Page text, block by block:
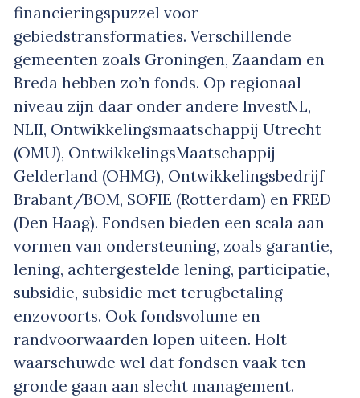
financieringspuzzel voor
gebiedstransformaties. Verschillende
gemeenten zoals Groningen, Zaandam en
Breda hebben zo’n fonds. Op regionaal
niveau zijn daar onder andere InvestNL,
NLII, Ontwikkelingsmaatschappij Utrecht
(OMU), OntwikkelingsMaatschappij
Gelderland (OHMG), Ontwikkelingsbedrijf
Brabant/BOM, SOFIE (Rotterdam) en FRED
(Den Haag). Fondsen bieden een scala aan
vormen van ondersteuning, zoals garantie,
lening, achtergestelde lening, participatie,
subsidie, subsidie met terugbetaling
enzovoorts. Ook fondsvolume en
randvoorwaarden lopen uiteen. Holt
waarschuwde wel dat fondsen vaak ten
gronde gaan aan slecht management.